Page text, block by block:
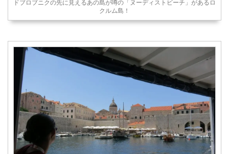
ドブロブニクの先に見えるあの島が噂の「ヌーディストビーチ」があるロ
クルム島！